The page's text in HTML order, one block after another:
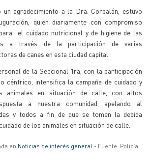
un agradecimiento a la Dra. Corbalán, estuvo
quien diariamente con compromiso
el cuidado nutricional y de higiene de las
a través de la participación de varias
de canes en esta ciudad capital.
de la Seccional 1ra, con la participación
céntrico, intensifica la campaña de cuidado y
animales en situación de calle, con altos
a nuestra comunidad, apelando al
y todos a fin de que se tomen la debida
de los animales en situación de calle.
en Noticias de interés general - Fuente: Policía